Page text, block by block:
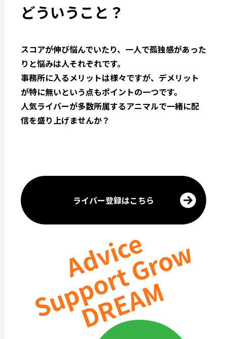
どういうこと？
スコアが伸び悩んでいたり、一人で孤独感があった
りと悩みは人それぞれです。
事務所に入るメリットは様々ですが、デメリット
が特に無いという点もポイントの一つです。
人気ライバーが多数所属するアニマルで一緒に配
信を盛り上げませんか？
ライバー登録はこちら
Advice
Support Grow
DREAM